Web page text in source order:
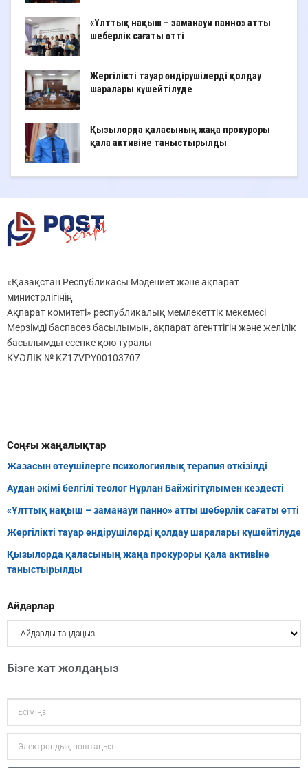
«Ұлттық нақыш – заманауи панно» атты
шеберлік сағаты өтті
Жергілікті тауар өндірушілерді қолдау
шаралары күшейтілуде
Қызылорда қаласының жаңа прокуроры
қала активіне таныстырылды
«Қазақстан Республикасы Мәдениет және ақпарат
министрлігінің
Ақпарат комитеті» республикалық мемлекеттік мекемесі
Мерзімді баспасөз басылымын, ақпарат агенттігін және желілік
басылымды есепке қою туралы
КУӘЛІК № KZ17VPY00103707
Соңғы жаңалықтар
Жазасын өтеушілерге психологиялық терапия өткізілді
Аудан әкімі белгілі теолог Нұрлан Байжігітұлымен кездесті
«Ұлттық нақыш – заманауи панно» атты шеберлік сағаты өтті
Жергілікті тауар өндірушілерді қолдау шаралары күшейтілуде
Қызылорда қаласының жаңа прокуроры қала активіне
таныстырылды
Айдарлар
Бізге хат жолдаңыз